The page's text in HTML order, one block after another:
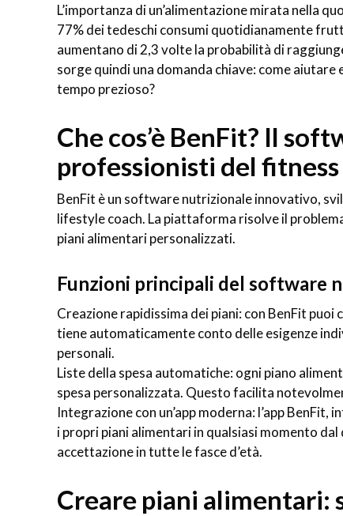
L’importanza di un’alimentazione mirata nella
77% dei tedeschi consumi quotidianamente
aumentano di 2,3 volte la probabilità di
sorge quindi una domanda chiave: come
tempo prezioso?
Che cos’è BenFit? Il
professionisti del fitness
BenFit è un software nutrizionale innovativo,
lifestyle coach. La piattaforma risolve il
piani alimentari personalizzati.
Funzioni principali del software
Creazione rapidissima dei piani: con BenFit
tiene automaticamente conto delle esigenze
personali.
Liste della spesa automatiche: ogni piano
spesa personalizzata. Questo facilita
Integrazione con un’app moderna: l’app
i propri piani alimentari in qualsiasi momento
accettazione in tutte le fasce d’età.
Creare piani